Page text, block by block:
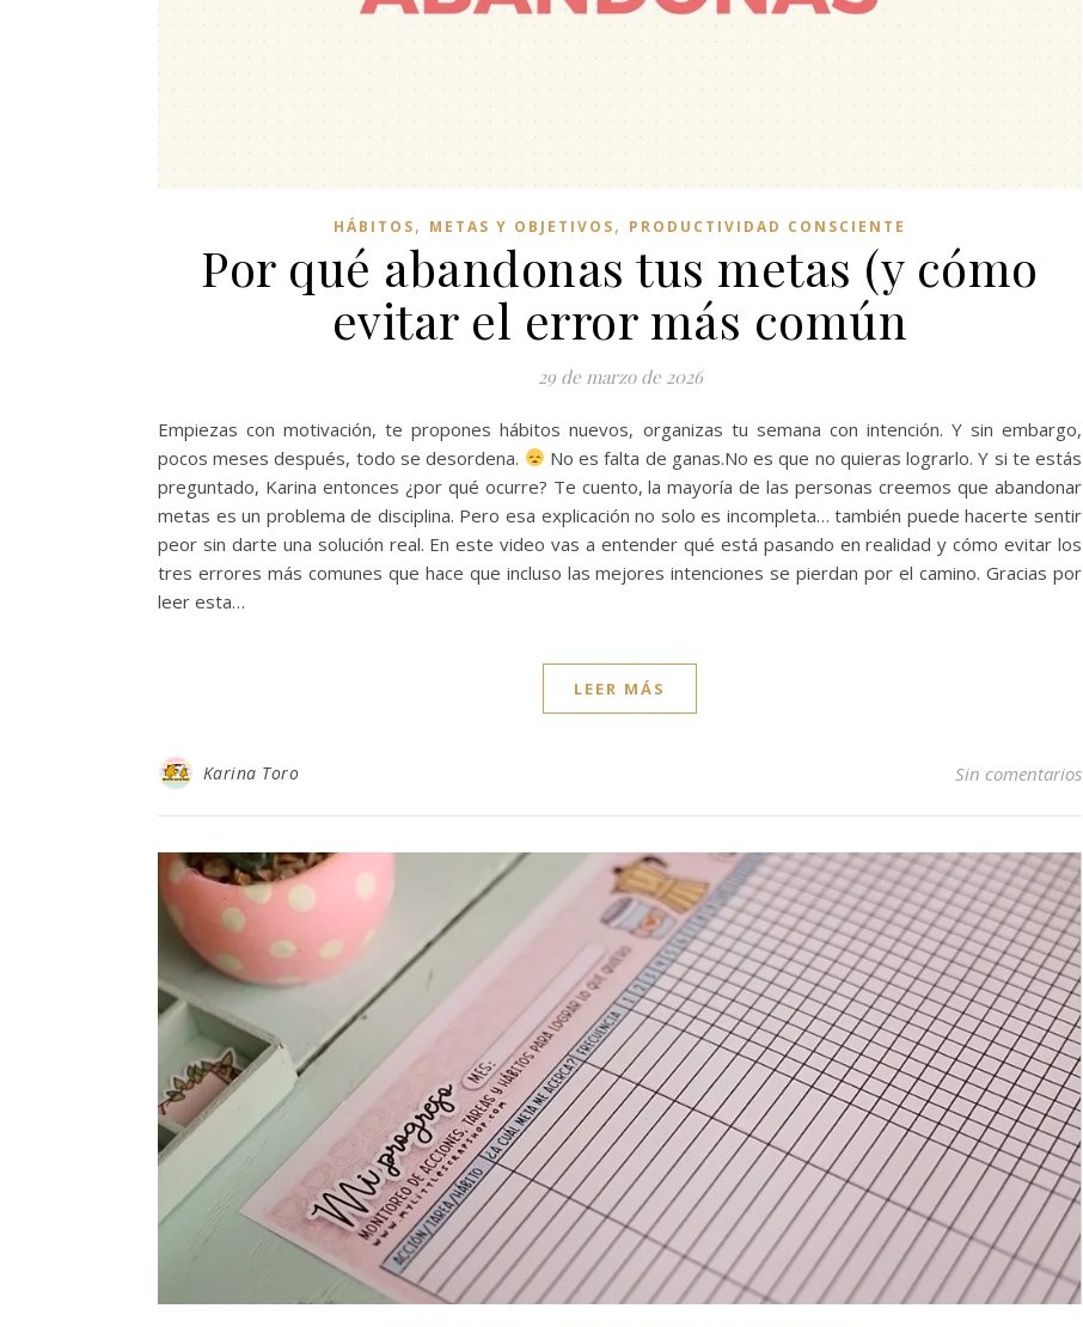
HÁBITOS, METAS Y OBJETIVOS, PRODUCTIVIDAD CONSCIENTE
Por qué abandonas tus metas (y cómo
evitar el error más común
29 de marzo de 2026
Empiezas con motivación, te propones hábitos nuevos, organizas tu semana con intención. Y sin embargo,
pocos meses después, todo se desordena.
No es falta de ganas.No es que no quieras lograrlo. Y si te estás
preguntado, Karina entonces ¿por qué ocurre? Te cuento, la mayoría de las personas creemos que abandonar
metas es un problema de disciplina. Pero esa explicación no solo es incompleta… también puede hacerte sentir
peor sin darte una solución real. En este video vas a entender qué está pasando en realidad y cómo evitar los
tres errores más comunes que hace que incluso las mejores intenciones se pierdan por el camino. Gracias por
leer esta…
LEER MÁS
Karina Toro Sin comentarios